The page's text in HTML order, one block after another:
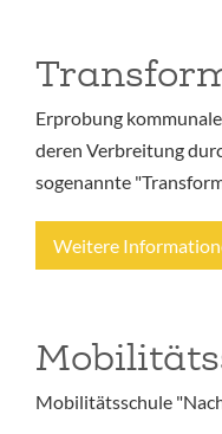
Erprobung
deren Verbreitung
sogenannte
Weitere
Mobilitätsschule